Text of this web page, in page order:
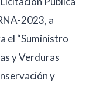
2023, a
el “Suministro
y Verduras
y